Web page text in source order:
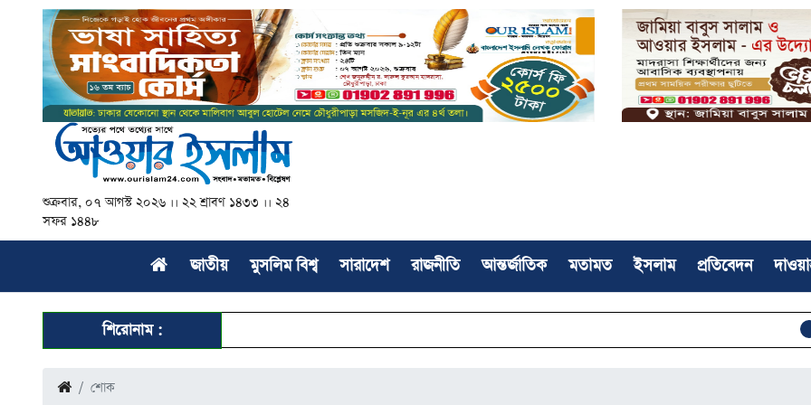
শুক্রবার, ০৭ আগস্ট ২০২৬ ।। ২২ শ্রাবণ ১৪৩৩ ।। ২৪
সফর ১৪৪৮
জাতীয় মুসলিম বিশ্ব সারাদেশ রাজনীতি আন্তর্জাতিক মতামত ইসলাম প্রতিবেদন
শিরোনাম :
শোক